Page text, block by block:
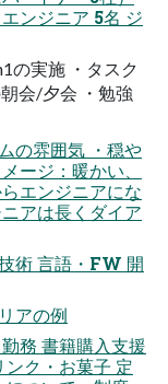
ンジニア 5名 ジ
の実施 ・タスク
会/夕会 ・勉強
の雰囲気 ・穏や
ージ：暖かい、
エンジニアにな
アは長くダイア
術 言語・FW 開
アの例
務 書籍購入支援
ク・お菓子 定